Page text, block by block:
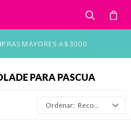
PARA PASCUA
Recomendados